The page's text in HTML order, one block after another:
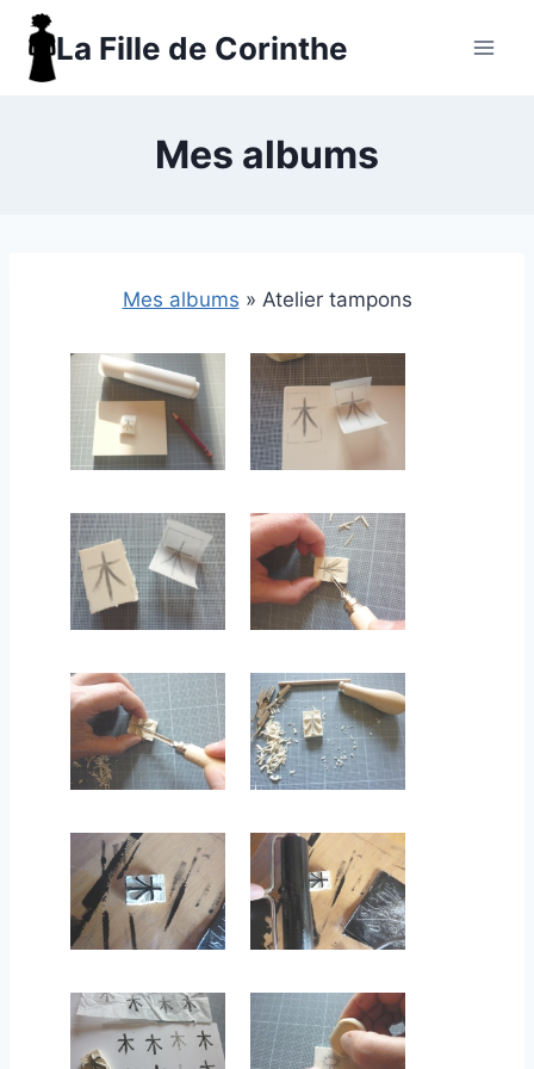
Aller
contenu
La Fille de Corinthe
Mes albums
Mes albums » Atelier tampons